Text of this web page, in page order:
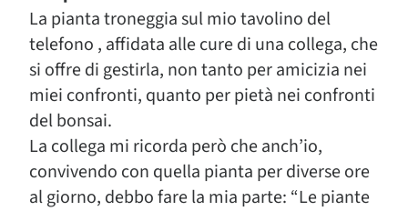
La pianta troneggia sul mio tavolino del
telefono , affidata alle cure di una collega, che
si offre di gestirla, non tanto per amicizia nei
miei confronti, quanto per pietà nei confronti
del bonsai.
La collega mi ricorda però che anch’io,
convivendo con quella pianta per diverse ore
al giorno, debbo fare la mia parte: “Le piante